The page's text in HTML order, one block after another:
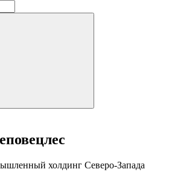
холдинг Северо-Запада